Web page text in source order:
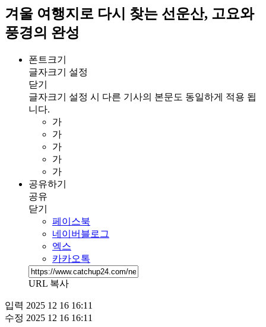
겨울 여행지로 다시 찾는 선운산, 고요와
풍경의 완성
폰트크기
글자크기 설정
닫기
글자크기 설정 시 다른 기사의 본문도 동일하게 적용 됩
니다.
가
가
가
가
가
공유하기
공유
닫기
페이스북
네이버블로그
엑스
카카오톡
URL 복사
입력 2025 12 16 16:11
수정 2025 12 16 16:11